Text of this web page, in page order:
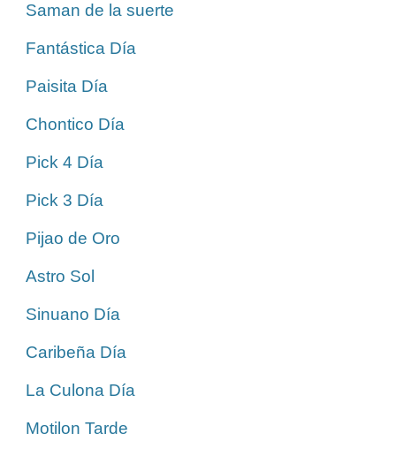
Saman de la suerte
Fantástica Día
Paisita Día
Chontico Día
Pick 4 Día
Pick 3 Día
Pijao de Oro
Astro Sol
Sinuano Día
Caribeña Día
La Culona Día
Motilon Tarde